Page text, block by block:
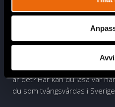
Handbok om
tvångsvården
Är du intagen för tvångsvård,
är det? Här kan du läsa vår
du som tvångsvårdas i